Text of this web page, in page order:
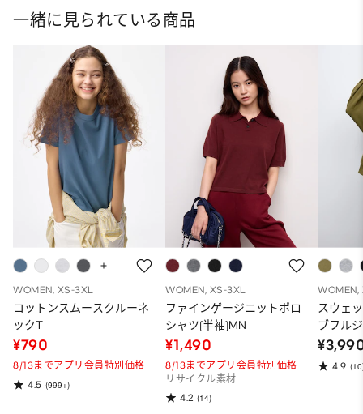
一緒に見られている商品
WOMEN, XS-3XL
コットンスムースクルーネ
ックT
¥790
8/13までアプリ会員特別価格
4.5 (999+)
WOMEN, XS-3XL
ファインゲージニットポロ
シャツ(半袖)MN
¥1,490
8/13までアプリ会員特別価格
リサイクル素材
4.2 (14)
WOMEN,
スウェ
ブフル
ーパー
ット）
4.9